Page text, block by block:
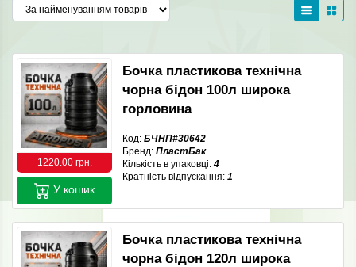
1220.00 грн.
Бочка пластикова технічна
чорна бідон 100л широка
горловина
Код: БЧНП#30642
Бренд: ПластБак
Кількість в упаковці: 4
Кратність відпускання: 1
У кошик
Бочка пластикова технічна
чорна бідон 120л широка